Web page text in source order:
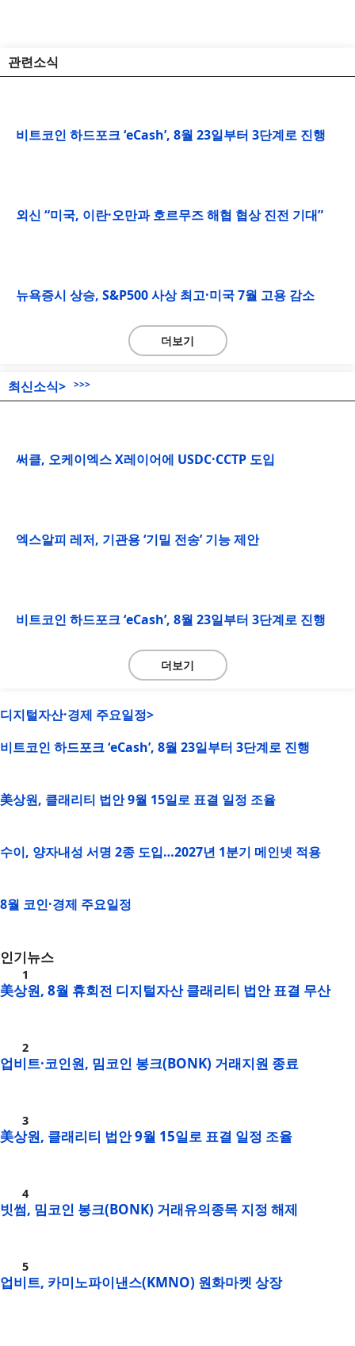
관련소식
비트코인 하드포크 ‘eCash’, 8월 23일부터 3단계로 진행
외신 “미국, 이란·오만과 호르무즈 해협 협상 진전 기대”
뉴욕증시 상승, S&P500 사상 최고·미국 7월 고용 감소
더보기
최신소식> >>>
써클, 오케이엑스 X레이어에 USDC·CCTP 도입
엑스알피 레저, 기관용 ‘기밀 전송’ 기능 제안
비트코인 하드포크 ‘eCash’, 8월 23일부터 3단계로 진행
더보기
디지털자산·경제 주요일정>
비트코인 하드포크 ‘eCash’, 8월 23일부터 3단계로 진행
美상원, 클래리티 법안 9월 15일로 표결 일정 조율
수이, 양자내성 서명 2종 도입…2027년 1분기 메인넷 적용
8월 코인·경제 주요일정
인기뉴스
美상원, 8월 휴회전 디지털자산 클래리티 법안 표결 무산
업비트·코인원, 밈코인 봉크(BONK) 거래지원 종료
美상원, 클래리티 법안 9월 15일로 표결 일정 조율
빗썸, 밈코인 봉크(BONK) 거래유의종목 지정 해제
업비트, 카미노파이낸스(KMNO) 원화마켓 상장